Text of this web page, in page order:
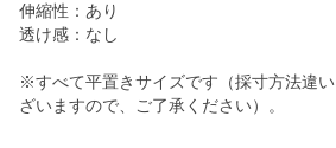
伸縮性：あり
透け感：なし
※すべて平置きサイズです（採寸方法違
ざいますので、ご了承ください）。